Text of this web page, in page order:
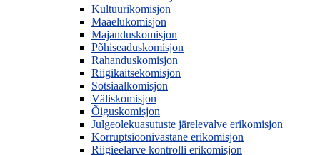
Kultuurikomisjon
Maaelukomisjon
Majanduskomisjon
Põhiseaduskomisjon
Rahanduskomisjon
Riigikaitsekomisjon
Sotsiaalkomisjon
Väliskomisjon
Õiguskomisjon
Julgeolekuasutuste järelevalve erikomisjon
Korruptsioonivastane erikomisjon
Riigieelarve kontrolli erikomisjon